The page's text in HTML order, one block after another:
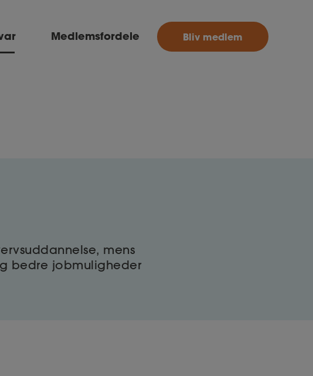
Ase
Medlemsfordele Bliv medlem
mens
bedre jobmuligheder